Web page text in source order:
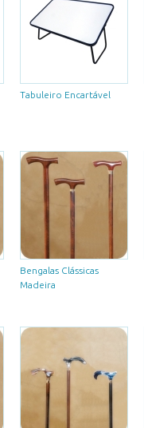
Tabuleiro Encartável
Bengalas Clássicas
Madeira